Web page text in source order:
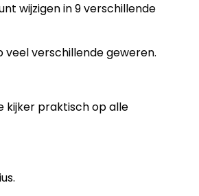
wijzigen in 9 verschillende
veel verschillende geweren.
kijker praktisch op alle